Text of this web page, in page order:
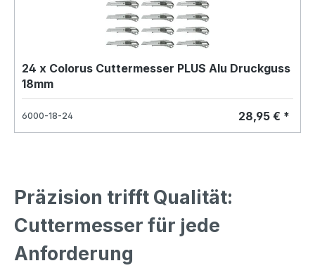
24 x Colorus Cuttermesser PLUS Alu Druckguss
18mm
6000-18-24 28,95 € *
Präzision trifft Qualität:
Cuttermesser für jede
Anforderung